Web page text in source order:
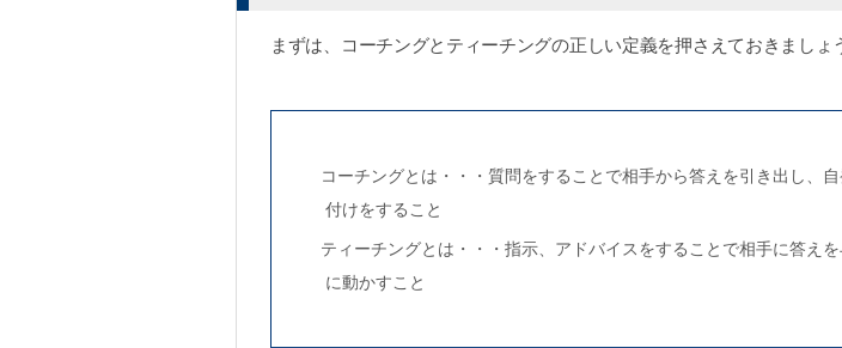
まずは、コーチングとティーチングの正しい定義を押さえておきましょ
コーチングとは・・・質問をすることで相手から答えを引き出し、
付けをすること
ティーチングとは・・・指示、アドバイスをすることで相手に答え
に動かすこと